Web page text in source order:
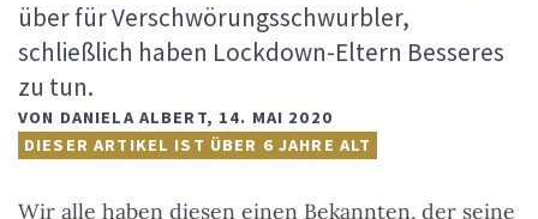
über für Verschwörungsschwurbler,
schließlich haben Lockdown-Eltern Besseres
zu tun.
VON DANIELA ALBERT, 14. MAI 2020
DIESER ARTIKEL IST ÜBER 6 JAHRE ALT
Wir alle haben diesen einen Bekannten, der seine